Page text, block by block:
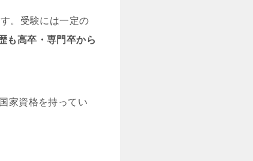
。受験には一定の
も高卒・専門卒から
家資格を持ってい